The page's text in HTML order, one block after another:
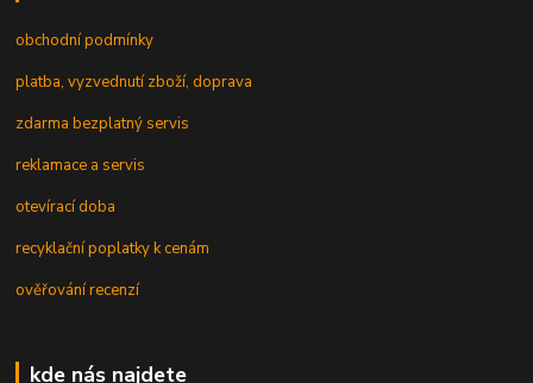
obchodní podmínky
platba, vyzvednutí zboží, doprava
zdarma bezplatný servis
reklamace a servis
otevírací doba
recyklační poplatky k cenám
ověřování recenzí
kde nás najdete